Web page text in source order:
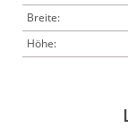
Breite:
Höhe: